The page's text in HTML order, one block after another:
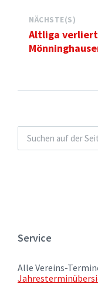
NÄCHSTE(S)
Altliga
Service
Alle Vereins-